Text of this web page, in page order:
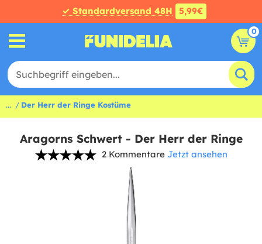
✓ Standardversand 48H 5,99€
0
... Der Herr der Ringe Kostüme
Aragorns Schwert - Der Herr der Ringe
2 Kommentare Jetzt ansehen